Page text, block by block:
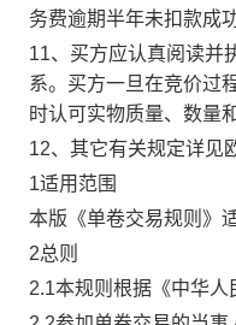
务费逾期半年未扣款成
11、买方应认真阅读并
系。买方一旦在竞价过
时认可实物质量、数量
12、其它有关规定详见
1适用范围
本版《单卷交易规则》
2总则
2.1本规则根据《中华人